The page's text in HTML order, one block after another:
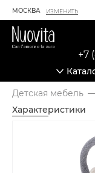
МОСКВА ИЗМЕНИТЬ
+7
Детская мебель
Характеристики